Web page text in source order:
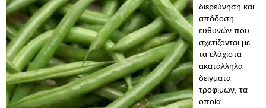
διερεύνηση και
απόδοση
ευθυνών που
σχετίζονται με
τα ελάχιστα
ακατάλληλα
δείγματα
τροφίμων, τα
οποία